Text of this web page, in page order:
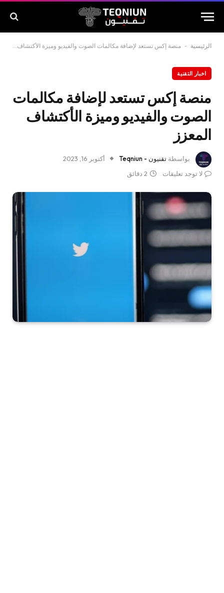
الرئيسية - منصة إكس تستعد لإضافة مكالمات الصوت والفيديو وميزة الأكتشاف المعزز
اخبار التقنية
منصة إكس تستعد لإضافة مكالمات
الصوت والفيديو وميزة الأكتشاف
المعزز
بواسطة تقنيون - Teqniun
أكتوبر 16, 2023
لا توجد تعليقات
2 دقائق